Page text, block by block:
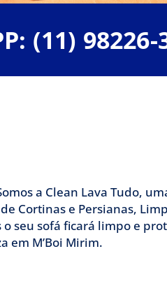
Tudo
em M'Boi Mirim e
(11) 98226-
a Clean Lava Tudo,
Cortinas e Persianas,
seu sofá ficará limpo e
em M’Boi Mirim.